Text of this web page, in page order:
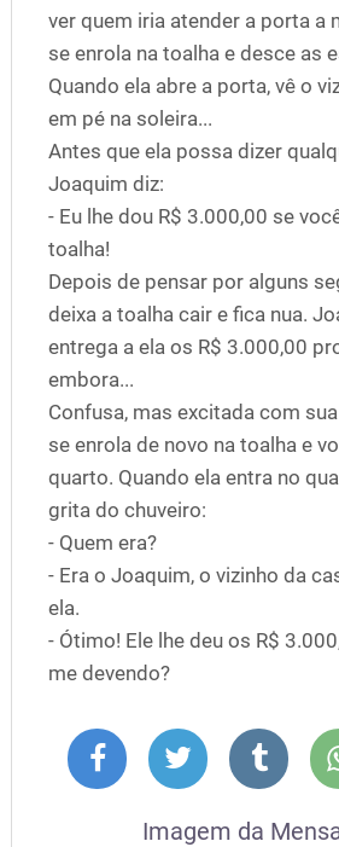
ver quem iria atender a porta a
se enrola na toalha e desce as
Quando ela abre a porta, vê o
em pé na soleira...
Antes que ela possa dizer
Joaquim diz:
- Eu lhe dou R$ 3.000,00 se
toalha!
Depois de pensar por alguns
deixa a toalha cair e fica nua.
entrega a ela os R$ 3.000,00
embora...
Confusa, mas excitada com
se enrola de novo na toalha e
quarto. Quando ela entra no
grita do chuveiro:
- Quem era?
- Era o Joaquim, o vizinho da
ela.
- Ótimo! Ele lhe deu os R$
me devendo?
Imagem da